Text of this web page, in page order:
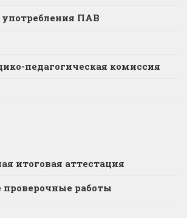
ПАВ
педагогическая комиссия
итоговая аттестация
проверочные работы